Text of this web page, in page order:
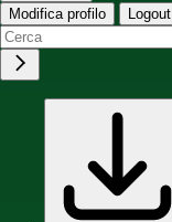
Modifica profilo Logout